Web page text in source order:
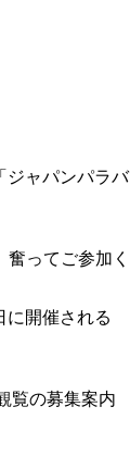
ジャパンパラバ
ってご参加く
に開催される
覧の募集案内